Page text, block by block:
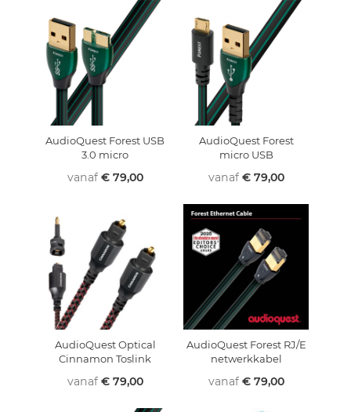
AudioQuest Forest USB
3.0 micro
vanaf € 79,00
AudioQuest Forest
micro USB
vanaf € 79,00
AudioQuest Optical
Cinnamon Toslink
vanaf € 79,00
AudioQuest Forest RJ/E
netwerkkabel
vanaf € 79,00